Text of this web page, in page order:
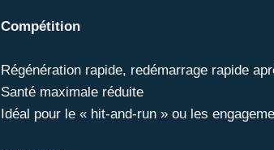
Compétition
Régénération rapide, redémarrage rapide
Santé maximale réduite
Idéal pour le « hit-and-run » ou les